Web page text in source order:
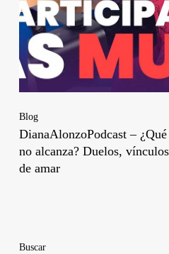
Blog
DianaAlonzoPodcast –
no alcanza? Duelos,
de amar
Buscar